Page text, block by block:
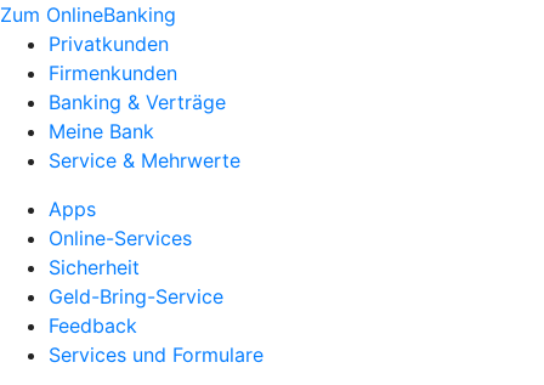
Zum OnlineBanking
Privatkunden
Firmenkunden
Banking & Verträge
Meine Bank
Service & Mehrwerte
Apps
Online-Services
Sicherheit
Geld-Bring-Service
Feedback
Services und Formulare